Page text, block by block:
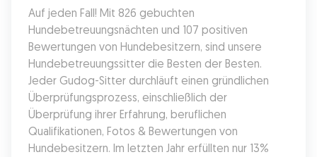
Auf jeden Fall! Mit 826 gebuchten
Hundebetreuungsnächten und 107 positiven
Bewertungen von Hundebesitzern, sind unsere
Hundebetreuungssitter die Besten der Besten.
Jeder Gudog-Sitter durchläuft einen gründlichen
Überprüfungsprozess, einschließlich der
Überprüfung ihrer Erfahrung, beruflichen
Qualifikationen, Fotos & Bewertungen von
Hundebesitzern. Im letzten Jahr erfüllten nur 13%